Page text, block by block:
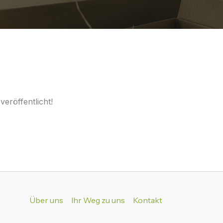
Über uns Ihr Weg zu uns Kontakt